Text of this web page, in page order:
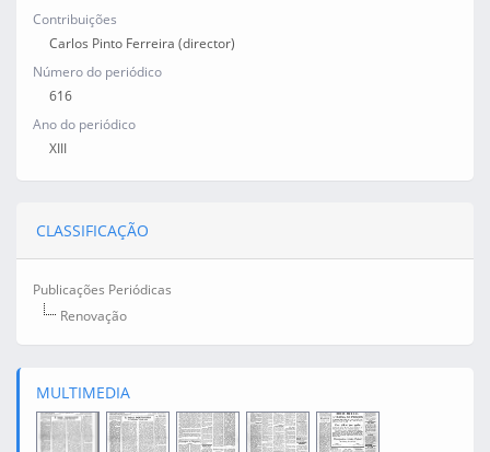
Contribuições
Carlos Pinto Ferreira (director)
Número do periódico
616
Ano do periódico
XIII
CLASSIFICAÇÃO
Publicações Periódicas
Renovação
MULTIMEDIA